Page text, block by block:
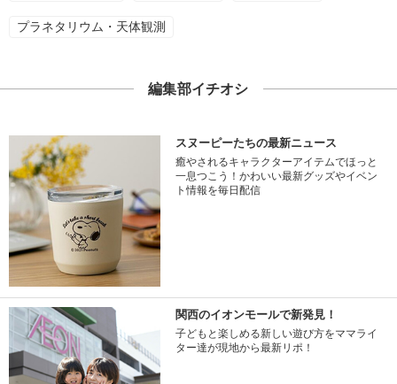
プラネタリウム・天体観測
編集部イチオシ
スヌーピーたちの最新ニュース
癒やされるキャラクターアイテムでほっと
一息つこう！かわいい最新グッズやイベン
ト情報を毎日配信
関西のイオンモールで新発見！
子どもと楽しめる新しい遊び方をママライ
ター達が現地から最新リポ！